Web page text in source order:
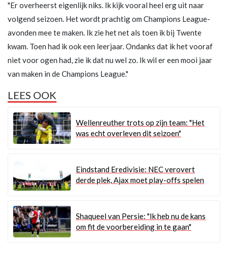
"Er overheerst eigenlijk niks. Ik kijk vooral heel erg uit naar
volgend seizoen. Het wordt prachtig om Champions League-
avonden mee te maken. Ik zie het net als toen ik bij Twente
kwam. Toen had ik ook een leerjaar. Ondanks dat ik het vooraf
niet voor ogen had, zie ik dat nu wel zo. Ik wil er een mooi jaar
van maken in de Champions League."
LEES OOK
Wellenreuther trots op zijn team: "Het
was echt overleven dit seizoen"
Eindstand Eredivisie: NEC verovert
derde plek, Ajax moet play-offs spelen
Shaqueel van Persie: "Ik heb nu de kans
om fit de voorbereiding in te gaan"